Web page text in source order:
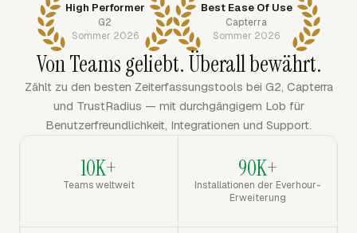
High Performer
G2
Sommer 2026
Best Ease Of Use
Capterra
Sommer 2026
Von Teams geliebt. Überall bewährt.
Zählt zu den besten Zeiterfassungstools bei G2, Capterra
und TrustRadius — mit durchgängigem Lob für
Benutzerfreundlichkeit, Integrationen und Support.
10K+
Teams weltweit
90K+
Installationen der Everhour-
Erweiterung